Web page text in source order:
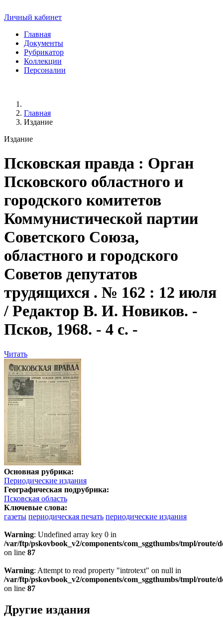
Личный кабинет
Главная
Документы
Рубрикатор
Коллекции
Персоналии
Главная
Издание
Издание
Псковская правда : Орган
Псковского областного и
городского комитетов
Коммунистической партии
Советского Союза,
областного и городского
Советов депутатов
трудящихся . № 162 : 12 июля
/ Редактор В. И. Новиков. -
Псков, 1968. - 4 с. -
Читать
Основная рубрика:
Периодические издания
Географическая подрубрика:
Псковская область
Ключевые слова:
газеты периодическая печать периодические издания
Warning: Undefined array key 0 in
/var/ftp/pskovbook_v2/components/com_sggthumbs/tmpl/route/
on line 87
Warning: Attempt to read property "introtext" on null in
/var/ftp/pskovbook_v2/components/com_sggthumbs/tmpl/route/
on line 87
Другие издания